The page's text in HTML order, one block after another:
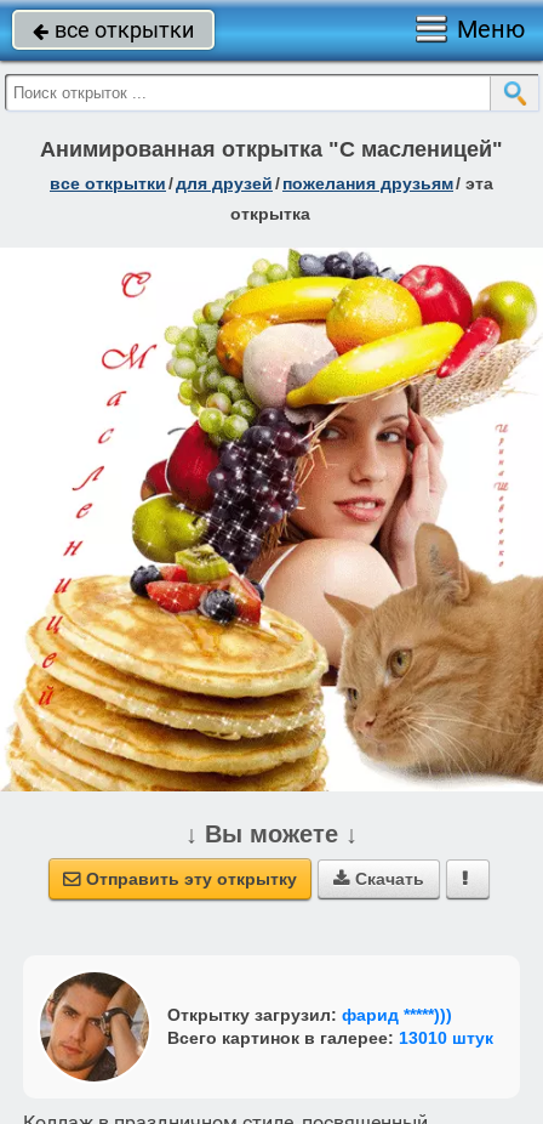
 все открытки Меню
Анимированная открытка "С масленицей"
все открытки/для друзей/пожелания друзьям/ эта
открытка
↓ Вы можете ↓
 Отправить эту открытку  Скачать 
Открытку загрузил: фарид *****)))
Всего картинок в галерее: 13010 штук